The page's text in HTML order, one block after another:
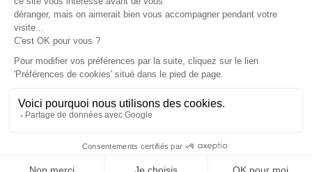
© 2026 | Cité des Arts | Tous droits réservés